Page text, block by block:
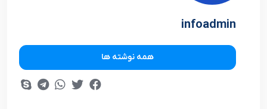
infoadmin
همه نوشته ها